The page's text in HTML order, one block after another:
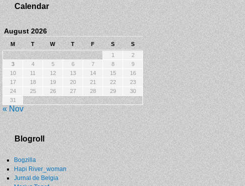
Calendar
August 2026
M T W T F S
S
1
2
3
4 5 6 7 8
9
10
11 12 13 14 15
16
17
18 19 20 21 22
23
24
25 26 27 28 29
30
31
« Nov
Blogroll
Bogzilla
Hapi River_woman
Jurnal de Belgia